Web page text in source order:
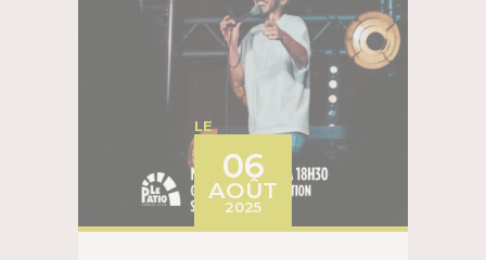
LE
06
AOÛT
2025